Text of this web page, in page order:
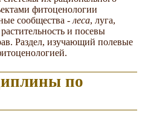
фитоценологии
сообщества - леса, луга,
и посевы
Раздел, изучающий полевые
по